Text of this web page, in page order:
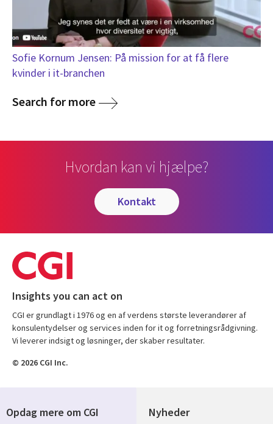
Sofie Kornum Jensen: På mission for at få flere
kvinder i it-branchen
Search for more
Hvordan kan vi hjælpe?
kontakt
Insights you can act on
CGI er grundlagt i 1976 og en af verdens største leverandører af
konsulentydelser og services inden for it og forretningsrådgivning.
Vi leverer indsigt og løsninger, der skaber resultater.
© 2026 CGI Inc.
Nyheder
Opdag mere om CGI